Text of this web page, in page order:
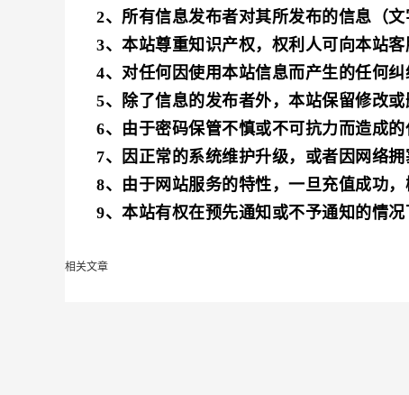
2、所有信息发布者对其所发布的信息（
3、本站尊重知识产权，权利人可向本站
4、对任何因使用本站信息而产生的任何
5、除了信息的发布者外，本站保留修改或
6、由于密码保管不慎或不可抗力而造成
7、因正常的系统维护升级，或者因网络
8、由于网站服务的特性，一旦充值成功
9、本站有权在预先通知或不予通知的情况
相关文章